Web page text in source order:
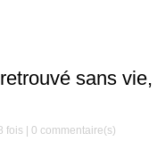
sans
fois |0 commentaire(s)